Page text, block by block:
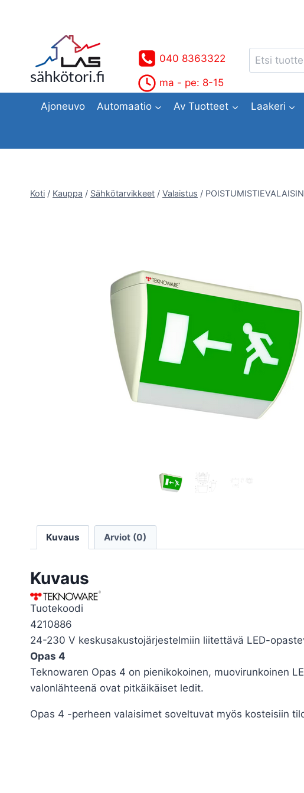
sähkötori.fi
040 8363322
ma - pe: 8-15
Etsi:
Ajoneuvo Automaatio Av Tuotteet Laakeri
Koti / Kauppa / Sähkötarvikkeet / Valaistus /
Kuvaus Arviot (0)
Kuvaus
Tuotekoodi
4210886
24-230 V keskusakustojärjestelmiin liitettävä LED-
Opas 4
Teknowaren Opas 4 on pienikokoinen, muovirunkoinen
valonlähteenä ovat pitkäikäiset ledit.
Opas 4 -perheen valaisimet soveltuvat myös kosteisiin